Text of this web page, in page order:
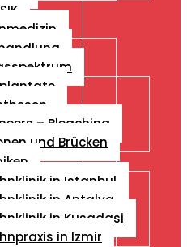
– Bleaching
und Brücken
in Istanbul
in Antalya
in Kusadasi
in Izmir